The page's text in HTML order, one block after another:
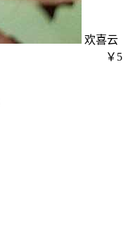
欢喜云
￥5